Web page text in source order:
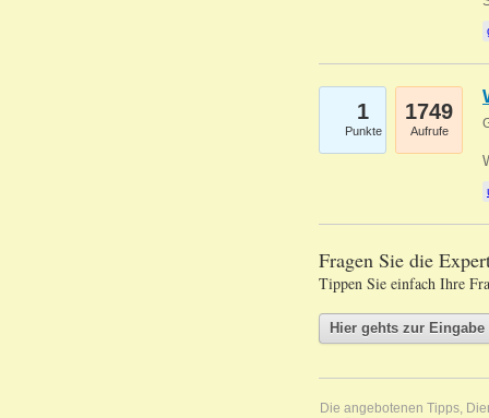
1
Punkte
1749
Aufrufe
Fragen Sie die
Tippen Sie einfach Ihre
Die angebotenen Tipps,